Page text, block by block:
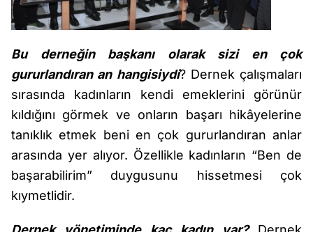
Bu derneğin başkanı olarak sizi en çok
gururlandıran an hangisiydi? Dernek çalışmaları
sırasında kadınların kendi emeklerini görünür
kıldığını görmek ve onların başarı hikâyelerine
tanıklık etmek beni en çok gururlandıran anlar
arasında yer alıyor. Özellikle kadınların “Ben de
başarabilirim” duygusunu hissetmesi çok
kıymetlidir.